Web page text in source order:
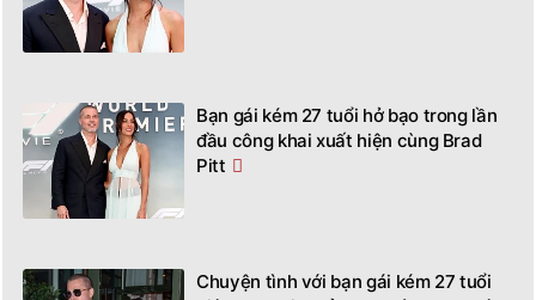
Bạn gái kém 27 tuổi hở bạo trong lần
đầu công khai xuất hiện cùng Brad
Pitt
Chuyện tình với bạn gái kém 27 tuổi